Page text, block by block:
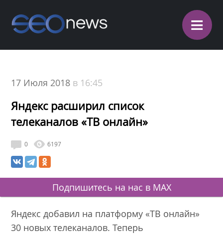
≡
17 Июля 2018 в 16:45
Яндекс расширил список
телеканалов «ТВ онлайн»
0 6197
Подпишитесь на нас в MAX
Яндекс добавил на платформу «ТВ онлайн»
30 новых телеканалов. Теперь